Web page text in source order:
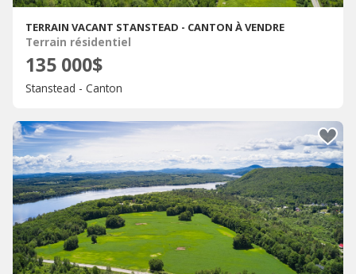
TERRAIN VACANT STANSTEAD - CANTON À VENDRE
Terrain résidentiel
135 000$
Stanstead - Canton